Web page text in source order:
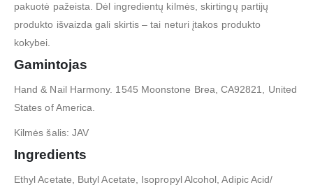
pakuotė pažeista. Dėl ingredientų kilmės, skirtingų partijų
produkto išvaizda gali skirtis – tai neturi įtakos produkto
kokybei.
Gamintojas
Hand & Nail Harmony. 1545 Moonstone Brea, CA92821, United
States of America.
Kilmės šalis: JAV
Ingredients
Ethyl Acetate, Butyl Acetate, Isopropyl Alcohol, Adipic Acid/